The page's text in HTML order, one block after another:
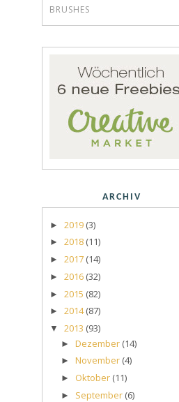
BRUSHES
ARCHIV
► 2019 (3)
► 2018 (11)
► 2017 (14)
► 2016 (32)
► 2015 (82)
► 2014(87)
▼ 2013 (93)
► Dezember (14)
► November (4)
► Oktober (11)
► September (6)